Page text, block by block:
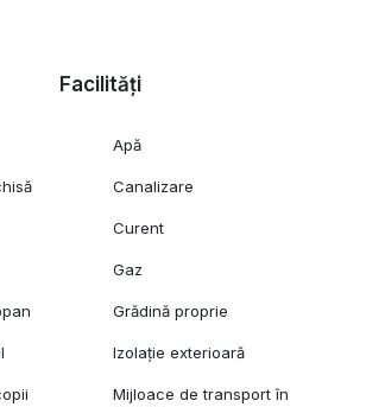
Facilități
Apă
Canalizare
Curent
Gaz
Grădină proprie
Izolație exterioară
Mijloace de transport în